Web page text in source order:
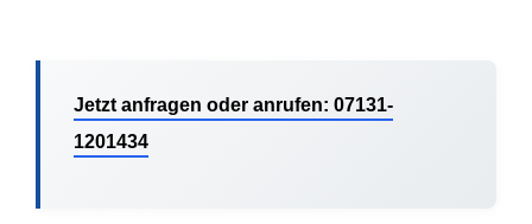
Jetzt anfragen oder anrufen: 07131-
1201434